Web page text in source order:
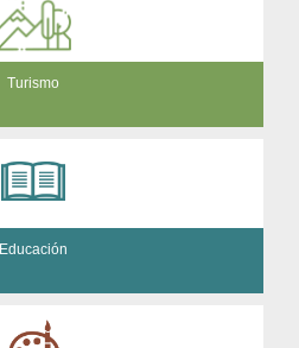
Turismo
Educación